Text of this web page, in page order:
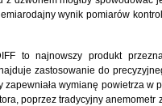
wynik pomiarów
to najnowszy produkt
zastosowanie do
zapewniała wymianę powietrza w
poprzez tradycyjny anemometr